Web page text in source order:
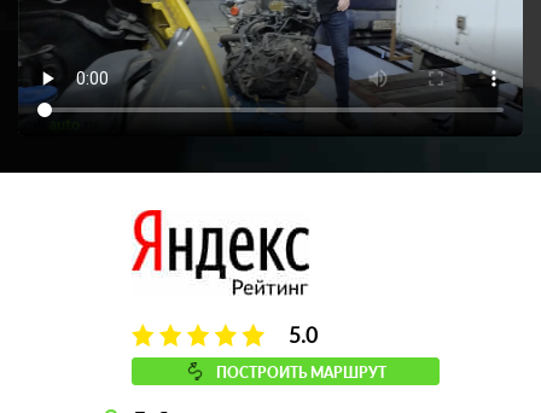
5.0
ПОСТРОИТЬ МАРШРУТ